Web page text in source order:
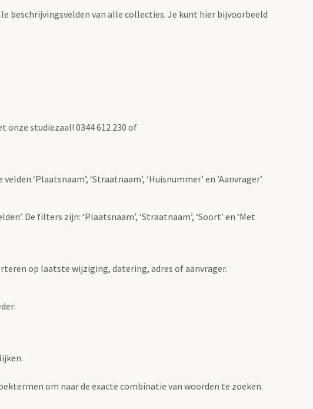
beschrijvingsvelden van alle collecties. Je kunt hier bijvoorbeeld
studiezaal! 0344 612 230 of
‘Plaatsnaam’, ‘Straatnaam’, ‘Huisnummer’ en ’Aanvrager’
De filters zijn: ‘Plaatsnaam’, ‘Straatnaam’, ‘Soort’ en ‘Met
op laatste wijziging, datering, adres of aanvrager.
om naar de exacte combinatie van woorden te zoeken.